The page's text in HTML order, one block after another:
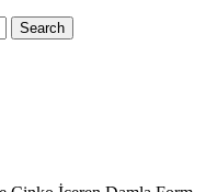
Search